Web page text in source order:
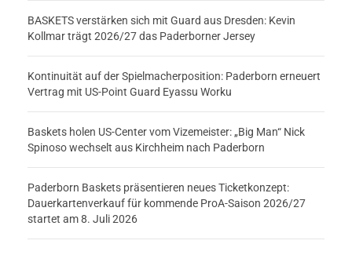
BASKETS verstärken sich mit Guard aus Dresden: Kevin
Kollmar trägt 2026/27 das Paderborner Jersey
Kontinuität auf der Spielmacherposition: Paderborn erneuert
Vertrag mit US-Point Guard Eyassu Worku
Baskets holen US-Center vom Vizemeister: „Big Man“ Nick
Spinoso wechselt aus Kirchheim nach Paderborn
Paderborn Baskets präsentieren neues Ticketkonzept:
Dauerkartenverkauf für kommende ProA-Saison 2026/27
startet am 8. Juli 2026